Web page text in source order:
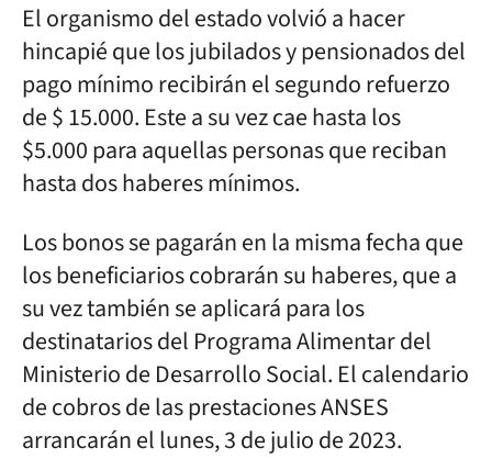
El organismo del estado volvió a hacer
hincapié que los jubilados y pensionados del
pago mínimo recibirán el segundo refuerzo
de $ 15.000. Este a su vez cae hasta los
$5.000 para aquellas personas que reciban
hasta dos haberes mínimos.
Los bonos se pagarán en la misma fecha que
los beneficiarios cobrarán su haberes, que a
su vez también se aplicará para los
destinatarios del Programa Alimentar del
Ministerio de Desarrollo Social. El calendario
de cobros de las prestaciones ANSES
arrancarán el lunes, 3 de julio de 2023.